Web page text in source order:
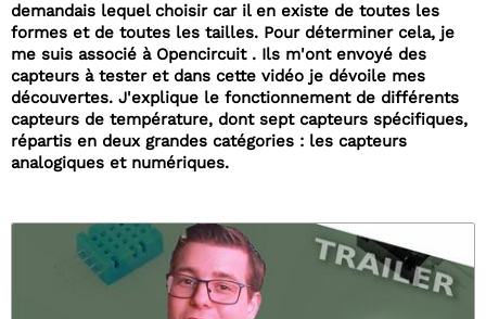
demandais lequel choisir car il en existe de toutes les
formes et de toutes les tailles. Pour déterminer cela, je
me suis associé à Opencircuit . Ils m'ont envoyé des
capteurs à tester et dans cette vidéo je dévoile mes
découvertes. J'explique le fonctionnement de différents
capteurs de température, dont sept capteurs spécifiques,
répartis en deux grandes catégories : les capteurs
analogiques et numériques.